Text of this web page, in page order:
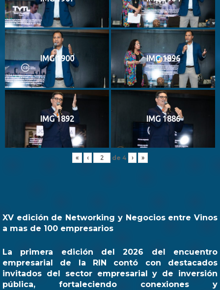
IMG 1900 IMG 1896
IMG 1892 IMG 1886
« ‹ de 4 › »
XV edición de Networking y Negocios entre Vinos
a mas de 100 empresarios
La primera edición del 2026 del encuentro
empresarial de la RIN contó con destacados
invitados del sector empresarial y de inversión
pública, fortaleciendo conexiones y